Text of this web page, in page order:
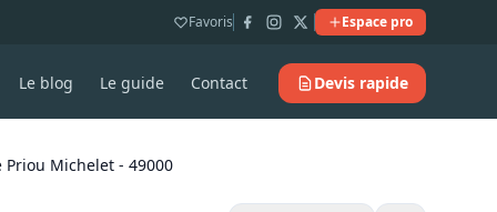
Favoris Espace pro
Le blog Le guide Contact Devis rapide
Priou Michelet - 49000